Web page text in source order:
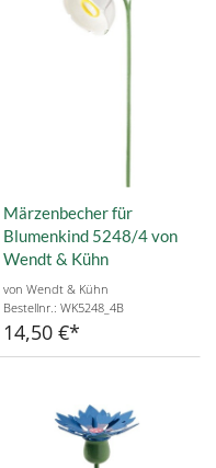
Märzenbecher für
Blumenkind 5248/4 von
Wendt & Kühn
von Wendt & Kühn
Bestellnr.: WK5248_4B
14,50 €